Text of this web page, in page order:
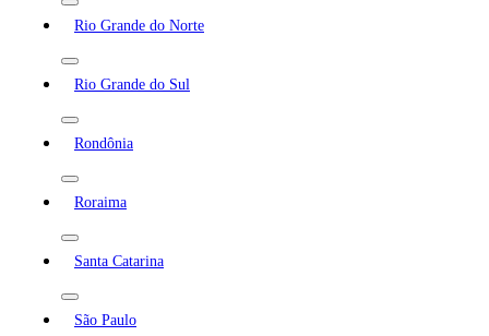
Rio Grande do Norte
Rio Grande do Sul
Rondônia
Roraima
Santa Catarina
São Paulo